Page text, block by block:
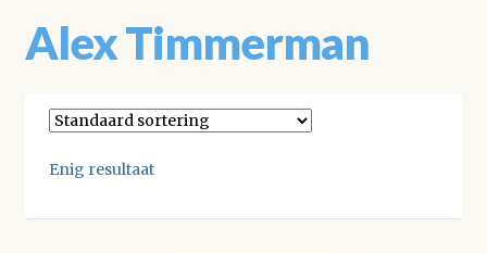
Alex Timmerman
Enig resultaat